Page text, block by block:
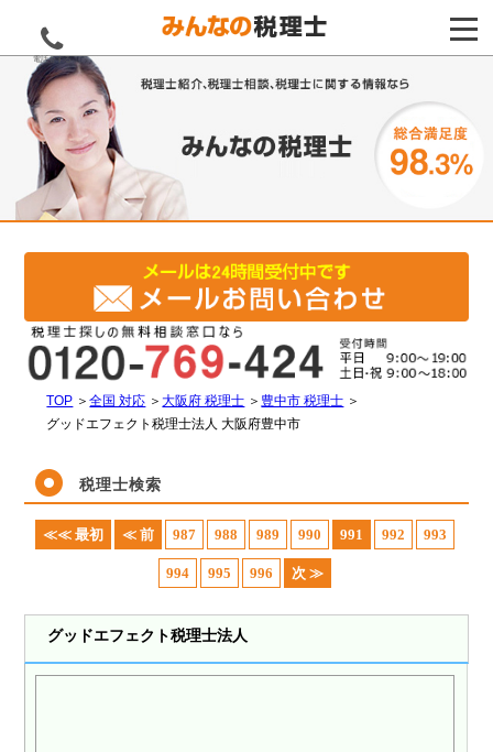
電話をする
TOP ＞全国 対応 ＞大阪府 税理士 ＞ 豊中市 税理士 ＞
グッドエフェクト税理士法人 大阪府豊中市
税理士検索
≪≪ 最初 ≪ 前 987 988 989 990 991 992 993
994 995 996 次 ≫
グッドエフェクト税理士法人